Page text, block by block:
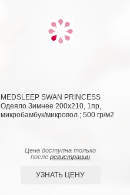
MEDSLEEP SWAN PRINCESS
Одеяло Зимнее 200х210, 1пр,
микробамбук/микровол.; 500 гр/м2
Цена доступна только
послерегистрации
УЗНАТЬ ЦЕНУ